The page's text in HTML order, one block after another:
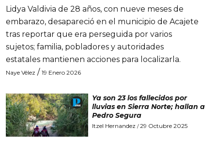
Lidya Valdivia de 28 años, con nueve meses de
embarazo, desapareció en el municipio de Acajete
tras reportar que era perseguida por varios
sujetos; familia, pobladores y autoridades
estatales mantienen acciones para localizarla.
Naye Vélez / 19 Enero 2026
Ya son 23 los fallecidos por
lluvias en Sierra Norte; hallan a
Pedro Segura
Itzel Hernandez /29 Octubre 2025